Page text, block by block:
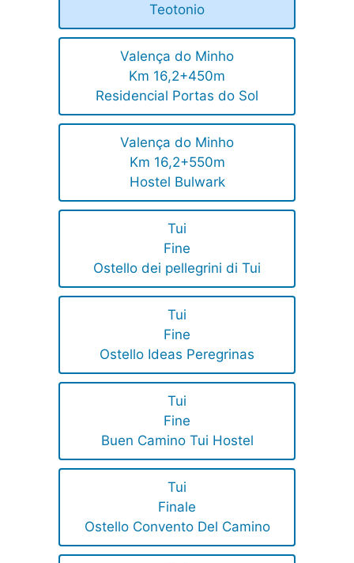
Teotonio
Valença do Minho
Km 16,2+450m
Residencial Portas do Sol
Valença do Minho
Km 16,2+550m
Hostel Bulwark
Tui
Fine
Ostello dei pellegrini di Tui
Tui
Fine
Ostello Ideas Peregrinas
Tui
Fine
Buen Camino Tui Hostel
Tui
Finale
Ostello Convento Del Camino